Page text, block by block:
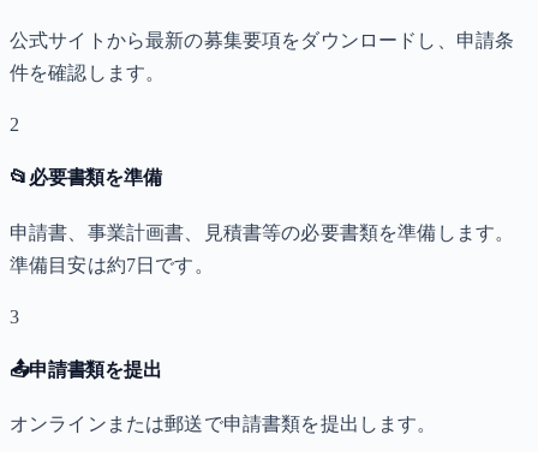
公式サイトから最新の募集要項をダウンロードし、申請条
件を確認します。
2
📂 必要書類を準備
申請書、事業計画書、見積書等の必要書類を準備します。
準備目安は約7日です。
3
📤申請書類を提出
オンラインまたは郵送で申請書類を提出します。